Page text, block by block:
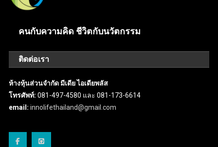
คนกับความคิด ชีวิตกับนวัตกรรม
ติดต่อเรา
ห้างหุ้นส่วนจำกัด มีเดีย ไอเดียพลัส
โทรศัพท์: 081-497-4580 และ 081-173-6614
email: innolifethailand@gmail.com